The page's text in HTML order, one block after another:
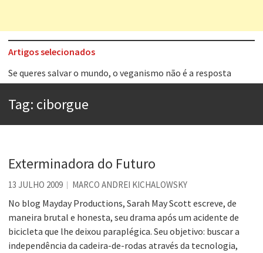
Artigos selecionados
Se queres salvar o mundo, o veganismo não é a resposta
Tem que filmar isso daí
Aprender a fracassar é o segredo do sucesso
Esse tal de Rock Gaúcho
Os causos de Jorge Luis Borges
Voto obrigatório é correto?
Tag: ciborgue
Exterminadora do Futuro
13 JULHO 2009 MARCO ANDREI KICHALOWSKY
No blog Mayday Productions, Sarah May Scott escreve, de
maneira brutal e honesta, seu drama após um acidente de
bicicleta que lhe deixou paraplégica. Seu objetivo: buscar a
independência da cadeira-de-rodas através da tecnologia,